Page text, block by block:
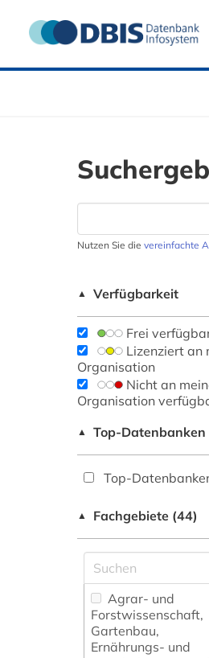
Nutzen Sie die vereinfachte
▲ Verfügbarkeit
Frei
Lizenziert an
Organisation
Nicht an
Organisation
▲ Top-Datenbanken
Top-
▲ Fachgebiete (44)
Agrar- und
Forstwissenschaft,
Gartenbau,
Ernährungs- und